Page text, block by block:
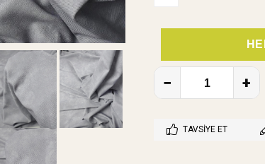
TAVSIYE ET